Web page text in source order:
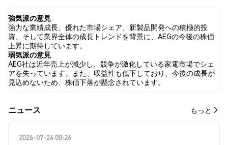
強気 でした。 最後に、AEG に関するニュース記事が 0 件公開され
ました。 Twitterでは、42.42% のツイートが強気の感情を示し、
0.00% のツイートが弱気の感情を示しました。 57.58% のツイート
は AEG に対して中立的でした。 これらの感情分析は 33 件のツイ
ートに基づいています。
強気派の意見
強力な業績成長、優れた市場シェア、新製品開発への積極的投
資、そして業界全体の成長トレンドを背景に、AEGの今後の株価
上昇に期待しています。
弱気派の意見
AEG社は近年売上が減少し、競争が激化している家電市場でシェ
アを失っています。また、収益性も低下しており、今後の成長が
見込めないため、株価下落が懸念されています。
​​ニュース​​ もっと
2026-07-24 00:26